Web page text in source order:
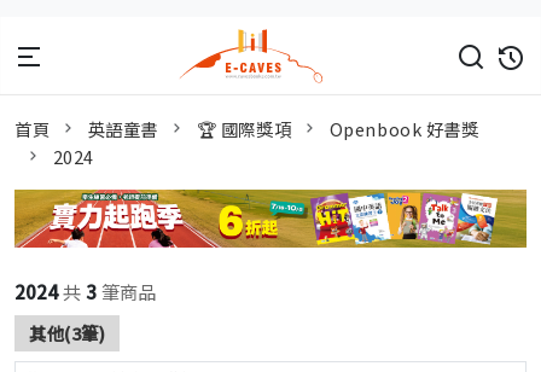
首頁 英語童書 🏆 國際獎項
Openbook 好書獎
2024
2024共3筆商品
其他(3筆)